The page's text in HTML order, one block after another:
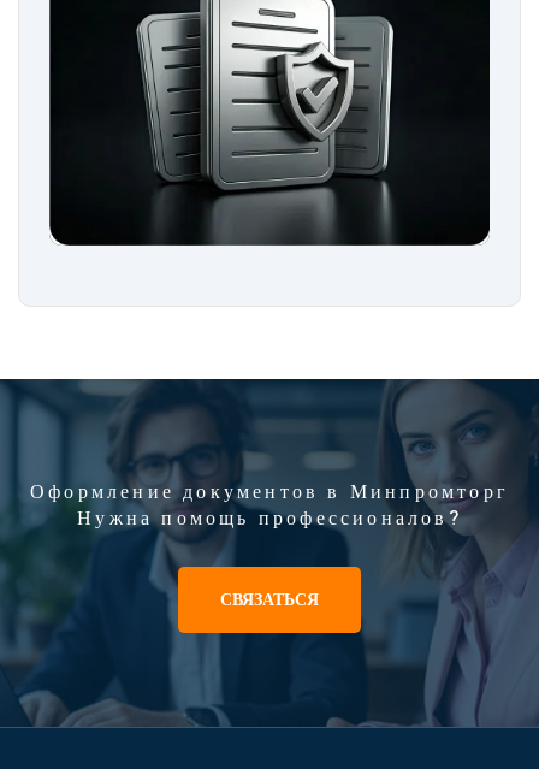
Оформление документов в Минпромторг
Нужна помощь профессионалов?
СВЯЗАТЬСЯ